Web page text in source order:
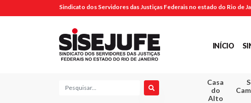
Sindicato dos Servidores das Justiças Federais no estado do Rio de
INÍCIO
Pesquisa
Casa
do
Alto